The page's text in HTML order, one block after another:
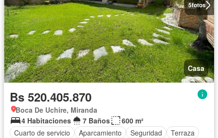
5fotos
Casa
Bs 520.405.870
Boca De Uchire, Miranda
4 Habitaciones
7 Baños
600 m²
Cuarto de servicio
Aparcamiento Seguridad Terraza